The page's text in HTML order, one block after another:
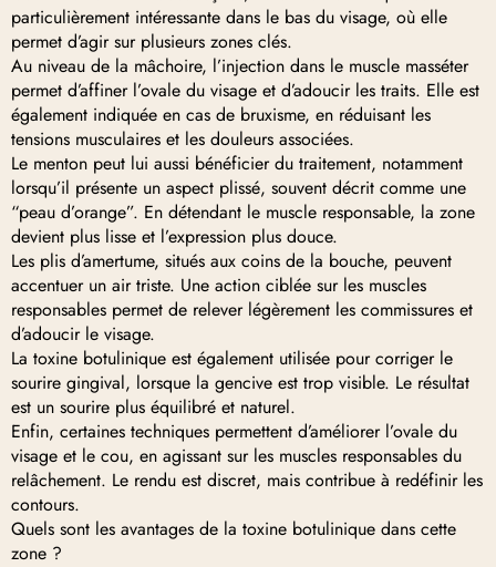
particulièrement intéressante dans le bas du visage, où elle
permet d’agir sur plusieurs zones clés.
Au niveau de la mâchoire, l’injection dans le muscle masséter
permet d’affiner l’ovale du visage et d’adoucir les traits. Elle est
également indiquée en cas de bruxisme, en réduisant les
tensions musculaires et les douleurs associées.
Le menton peut lui aussi bénéficier du traitement, notamment
lorsqu’il présente un aspect plissé, souvent décrit comme une
“peau d’orange”. En détendant le muscle responsable, la zone
devient plus lisse et l’expression plus douce.
Les plis d’amertume, situés aux coins de la bouche, peuvent
accentuer un air triste. Une action ciblée sur les muscles
responsables permet de relever légèrement les commissures et
d’adoucir le visage.
La toxine botulinique est également utilisée pour corriger le
sourire gingival, lorsque la gencive est trop visible. Le résultat
est un sourire plus équilibré et naturel.
Enfin, certaines techniques permettent d’améliorer l’ovale du
visage et le cou, en agissant sur les muscles responsables du
relâchement. Le rendu est discret, mais contribue à redéfinir les
contours.
Quels sont les avantages de la toxine botulinique dans cette
zone ?